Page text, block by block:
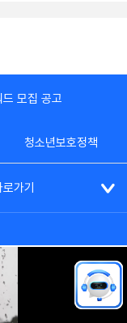
모집 공고
청소년보호정책
가기
62787
RESERVED.